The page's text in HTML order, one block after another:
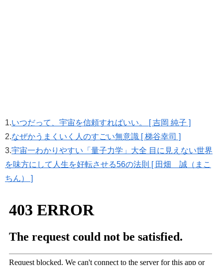
1.いつだって、宇宙を信頼すればいい。 [ 吉岡 純子 ]
2.なぜかうまくいく人のすごい無意識 [ 梯谷幸司 ]
3.宇宙一わかりやすい「量子力学」大全 目に見えない世界
を味方にして人生を好転させる56の法則 [ 田畑 誠（まこ
ちん） ]